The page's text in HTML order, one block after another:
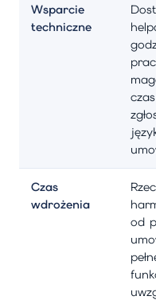
Wsparcie
techniczne
Czas
wdrożenia
od